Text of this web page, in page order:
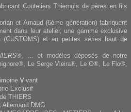
Couteliers Thiernois de pères en fils
et Arnaud (6ème génération) fabriquent
dans leur atelier, une gamme exclusive
(CUSTOMS) et en petites séries haut de
®, ... et modèles déposés de notre
Le Serge Vieira®, Le O®, Le Flo®,
Vivant
Exclusif
THIERS
Allemand DMG